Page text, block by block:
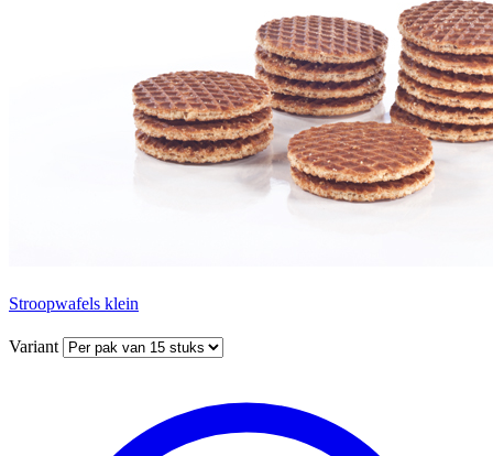
Stroopwafels klein
Variant